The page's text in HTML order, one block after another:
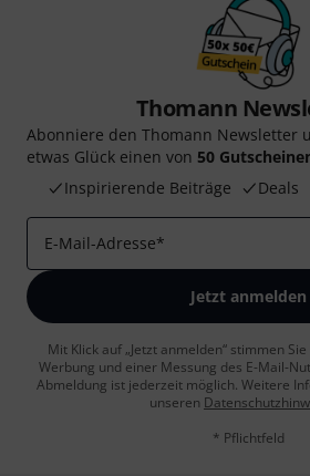
Thomann
Abonniere den Thomann Newsletter
etwas Glück einen von 50
Inspirierende Beiträge
Deals
E-Mail-Adresse*
Jetzt anmelden
Mit Klick auf „Jetzt anmelden“ stimmen
Werbung und einer Messung des E-Mail-
Abmeldung ist jederzeit möglich. Weitere
unseren
* Pflichtfeld